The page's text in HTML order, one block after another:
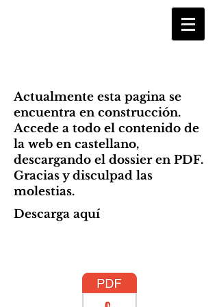
Actualmente esta pagina se
encuentra en construcción.
Accede a todo el contenido de
la web en castellano,
descargando el dossier en PDF.
Gracias y disculpad las
molestias.
Descarga aquí